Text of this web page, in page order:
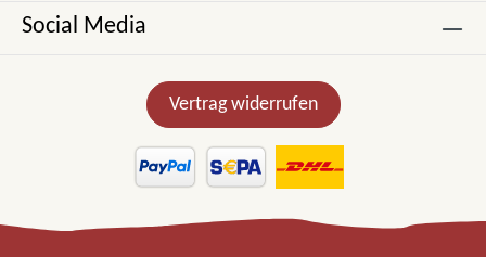
Social Media
Vertrag widerrufen